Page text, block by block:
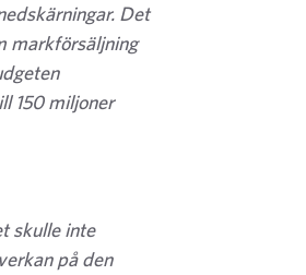
Det
markförsäljning
150 miljoner
skulle inte
på den